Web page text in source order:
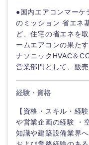
技術職
（モノづ
くり）
金融専門
職
ル
不動産専
建設・施工管理
事務職
その他
コンサル・シ
広告・宣伝・
法律・特許事
●国内エアコンマーケ
のミッション 省エネ
ど、住宅の省エネを
ームエアコンの果た
ナソニックHVAC＆
営業部門として、販
経験・資格
【資格・スキル・経
や営業企画の経験 ・
知識や建築設備業界